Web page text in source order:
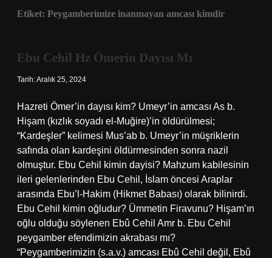
Etiket: Peygamberimize inanmayan amcası kimdir
Ebu Cehil Hz Ömerin Dayısı Mı
Tarih: Aralık 25, 2024
Hazreti Ömer’in dayısı kim? Umeyr’in amcası As b.
Hişam (kızlık soyadı el-Muğire)’in öldürülmesi;
“Kardeşler” kelimesi Mus’ab b. Umeyr’in müşriklerin
safında olan kardeşini öldürmesinden sonra nazil
olmuştur. Ebu Cehil kimin dayisi? Mahzum kabilesinin
ileri gelenlerinden Ebu Cehil, İslam öncesi Araplar
arasında Ebu’l-Hakim (Hikmet Babası) olarak bilinirdi.
Ebu Cehil kimin oğludur? Ümmetin Firavunu? Hişam’ın
oğlu olduğu söylenen Ebû Cehil Amr b. Ebu Cehil
peygamber efendimizin akrabası mı?
“Peygamberimizin (s.a.v.) amcası Ebû Cehil değil, Ebû